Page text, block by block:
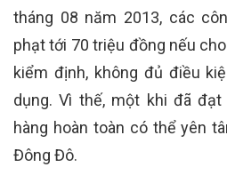
tháng 08 năm 2013, các
phạt tới 70 triệu đồng nếu
kiểm định, không đủ điều
dụng. Vì thế, một khi đã
hàng hoàn toàn có thể yên
Đông Đô.